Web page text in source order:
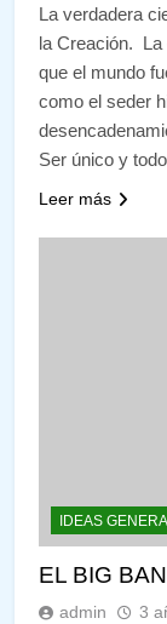
La verdadera
la Creación. La
que el mundo
como el seder
Ser único y
Leer más
IDEAS
EL BIG
admin 3